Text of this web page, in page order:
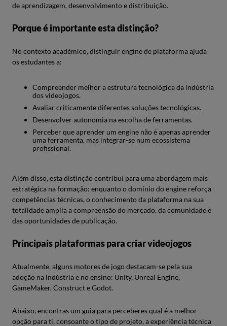
de aprendizagem, desenvolvimento e distribuição.
Porque é importante esta distinção?
No contexto académico, distinguir engine de plataforma ajuda
os estudantes a:
Compreender melhor a estrutura tecnológica da indústria
dos videojogos.
Avaliar criticamente diferentes soluções tecnológicas.
Desenvolver autonomia na escolha de ferramentas.
Perceber que aprender um engine não é apenas aprender
uma ferramenta, mas integrar-se num ecossistema
profissional.
Além disso, esta distinção contribui para uma abordagem mais
estratégica na formação: enquanto o domínio do engine reforça
competências técnicas, o conhecimento da plataforma na sua
totalidade amplia a compreensão do mercado, da comunidade e
das oportunidades de publicação.
Principais plataformas para criar videojogos
Atualmente, alguns motores de jogo destacam-se pela sua
adoção na indústria e no ensino: Unity, Unreal Engine,
GameMaker, Construct e Godot.
Abaixo, encontras um guia para perceberes qual é a melhor
opção para ti, consoante o tipo de projeto, a experiência técnica